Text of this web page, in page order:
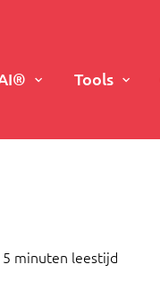
Tools
5 minuten leestijd